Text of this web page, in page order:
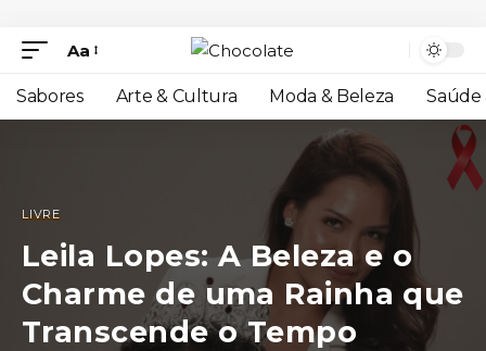
Aa
Sabores Arte & Cultura Moda & Beleza Saúde
LIVRE
Leila Lopes: A Beleza e o
Charme de uma Rainha que
Transcende o Tempo